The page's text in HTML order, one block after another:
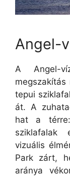
Angel-
A Angel-
tepui
át. A
hat a
sziklafalak
vizuális
Park zárt,
aránya